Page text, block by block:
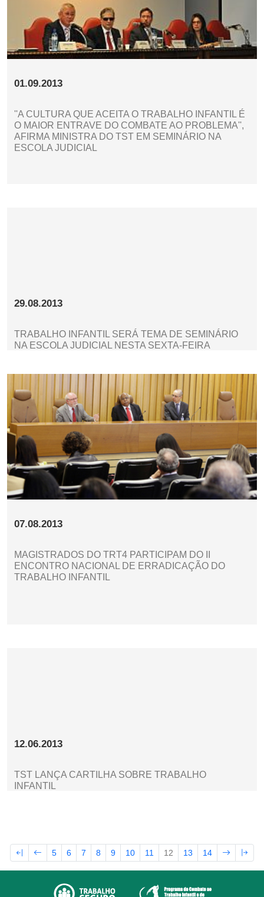
01.09.2013
''A CULTURA QUE ACEITA O TRABALHO INFANTIL É
O MAIOR ENTRAVE DO COMBATE AO PROBLEMA'',
AFIRMA MINISTRA DO TST EM SEMINÁRIO NA
ESCOLA JUDICIAL
29.08.2013
TRABALHO INFANTIL SERÁ TEMA DE SEMINÁRIO
NA ESCOLA JUDICIAL NESTA SEXTA-FEIRA
07.08.2013
MAGISTRADOS DO TRT4 PARTICIPAM DO II
ENCONTRO NACIONAL DE ERRADICAÇÃO DO
TRABALHO INFANTIL
12.06.2013
TST LANÇA CARTILHA SOBRE TRABALHO
INFANTIL
5 6 7 8 9 10 11 12 13 14